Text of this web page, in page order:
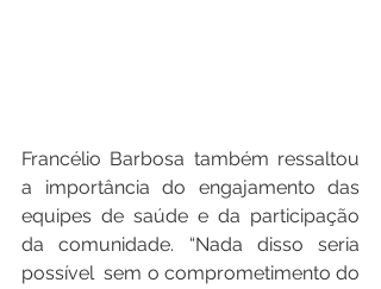
Francélio Barbosa também ressaltou
a importância do engajamento das
equipes de saúde e da participação
da comunidade. “Nada disso seria
possível  sem o comprometimento do